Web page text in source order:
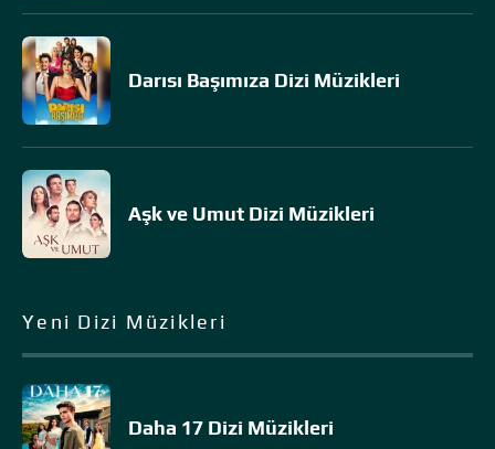
Darısı Başımıza Dizi Müzikleri
Aşk ve Umut Dizi Müzikleri
Yeni Dizi Müzikleri
Daha 17 Dizi Müzikleri